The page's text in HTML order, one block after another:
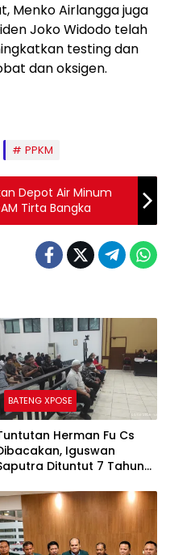
Menko Airlangga juga
Joko Widodo telah
testing dan
dan oksigen.
PPKM
Depot Air Minum
Tirta Bangka
BATENG XPOSE
Herman Fu Cs
Iguswan
Dituntut 7 Tahun
Rp45 Miliar